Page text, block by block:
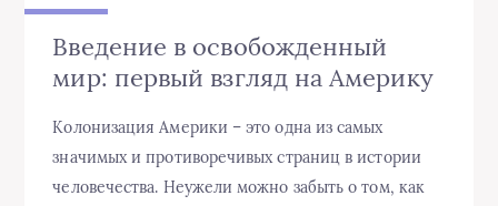
Введение в освобожденный
мир: первый взгляд на Америку
Колонизация Америки – это одна из самых
значимых и противоречивых страниц в истории
человечества. Неужели можно забыть о том, как